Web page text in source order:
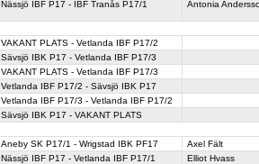
Nässjö IBF P17 - IBF Tranås P17/1 Antonia
VAKANT PLATS - Vetlanda IBF P17/2
Sävsjö IBK P17 - Vetlanda IBF P17/3
VAKANT PLATS - Vetlanda IBF P17/3
Vetlanda IBF P17/2 - Sävsjö IBK P17
Vetlanda IBF P17/3 - Vetlanda IBF P17/2
Sävsjö IBK P17 - VAKANT PLATS
Aneby SK P17/1 - Wrigstad IBK PF17
Axel Fält
Nässjö IBF P17 - Vetlanda IBF P17/1
Elliot Hvass